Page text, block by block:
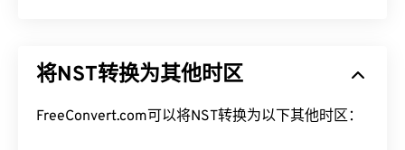
将NST转换为其他时区
FreeConvert.com可以将NST转换为以下其他时区：